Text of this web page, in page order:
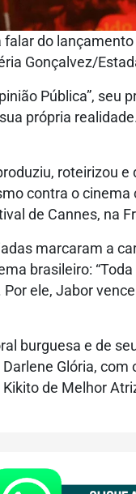
do
Gonçalvez/
Pública”,
própria
roteirizou e
contra o
de Cannes, na
marcaram a
brasileiro:
ele, Jabor
burguesa e de
Glória,
de Melhor